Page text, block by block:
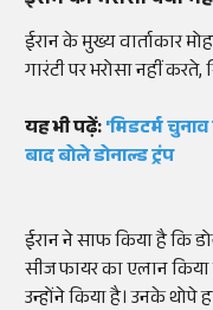
ईरान के मुख्य वार्ताकार
गारंटी पर भरोसा नहीं करते,
यह भी पढ़ें:'मिडटर्म
बाद बोले डोनाल्ड ट्रंप
ईरान ने साफ किया है कि
सीज फायर का एलान
उन्होंने किया है। उनके थोपे